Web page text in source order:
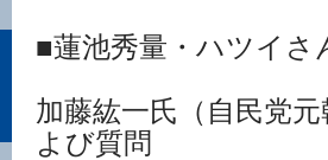
■蓮池秀量・ハツイさ
加藤紘一氏（自民党
よび質問